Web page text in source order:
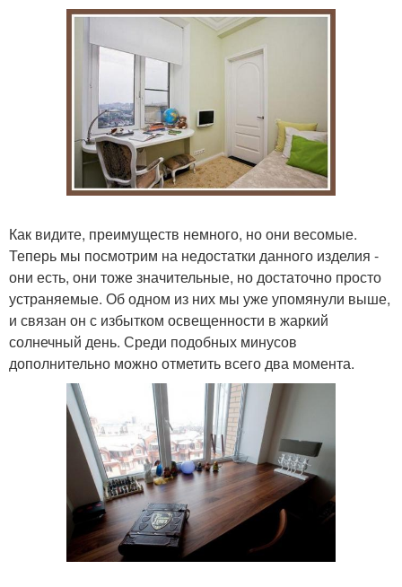
Как видите, преимуществ немного, но они весомые.
Теперь мы посмотрим на недостатки данного изделия -
они есть, они тоже значительные, но достаточно просто
устраняемые. Об одном из них мы уже упомянули выше,
и связан он с избытком освещенности в жаркий
солнечный день. Среди подобных минусов
дополнительно можно отметить всего два момента.